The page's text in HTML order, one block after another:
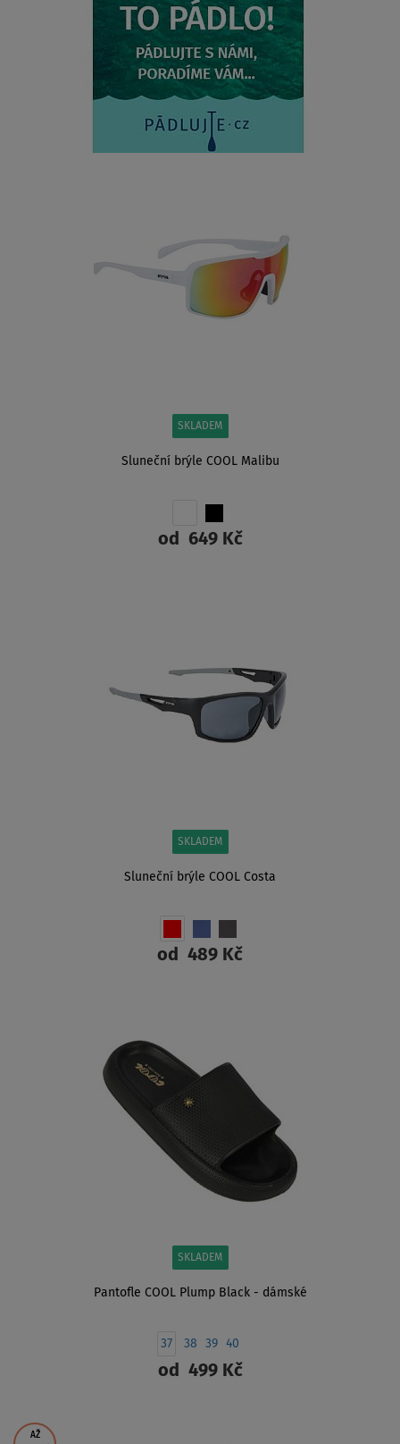
SKLADEM
Sluneční brýle COOL Malibu
od 649 Kč
SKLADEM
Sluneční brýle COOL Costa
od 489 Kč
SKLADEM
Pantofle COOL Plump Black - dámské
37 38 39 40
od 499 Kč
AŽ